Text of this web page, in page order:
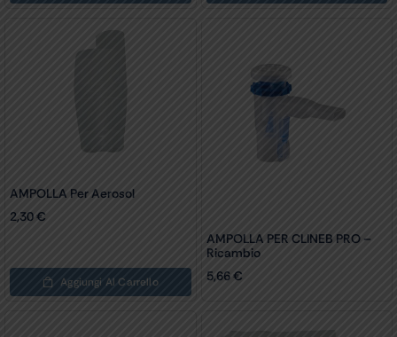
AMPOLLA Per Aerosol
2,30€
Aggiungi Al Carrello
AMPOLLA PER CLINEB PRO –
Ricambio
5,66 €